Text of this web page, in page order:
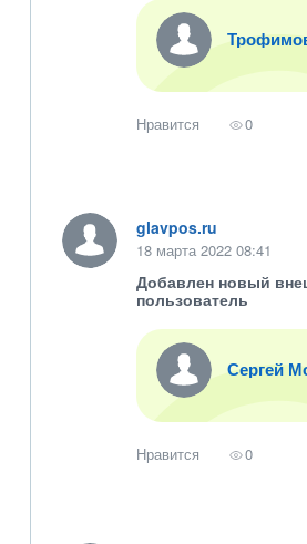
Нравится 0
glavpos.ru
18 марта 2022 08:41
Добавлен новый
пользователь
Сергей
Нравится 0